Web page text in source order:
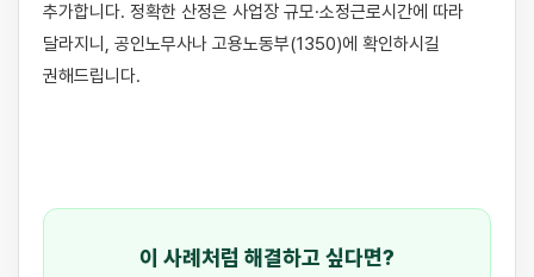
추가합니다. 정확한 산정은 사업장 규모·소정근로시간에 따라
달라지니, 공인노무사나 고용노동부(1350)에 확인하시길
권해드립니다.
이 사례처럼 해결하고 싶다면?